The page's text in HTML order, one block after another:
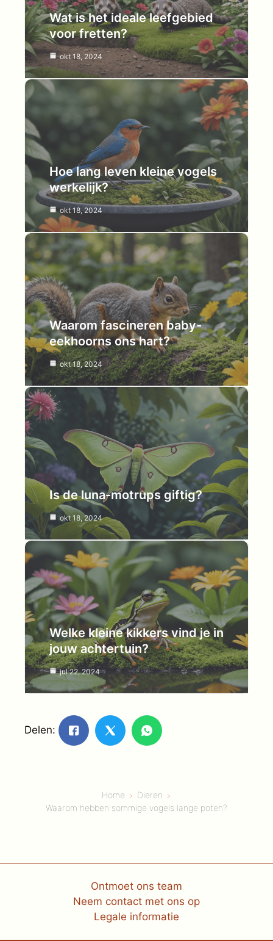
Wat is het ideale leefgebied
voor fretten?
okt 18, 2024
Hoe lang leven kleine vogels
werkelijk?
okt 18, 2024
Waarom fascineren baby-
eekhoorns ons hart?
okt 18, 2024
Is de luna-motrups giftig?
okt 18, 2024
Welke kleine kikkers vind je in
jouw achtertuin?
jul 22, 2024
Delen:
Home
Dieren
Waarom hebben sommige vogels lange poten?
Ontmoet ons team
Neem contact met ons op
Legale informatie